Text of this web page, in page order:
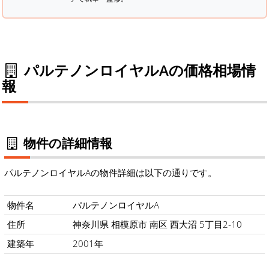
パルテノンロイヤルAの価格相場情
報
物件の詳細情報
パルテノンロイヤルAの物件詳細は以下の通りです。
物件名
パルテノンロイヤルA
住所
神奈川県 相模原市 南区 西大沼 5丁目2-10
建築年
2001年